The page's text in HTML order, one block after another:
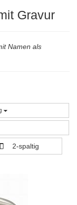
Gravur
Namen als
2-spaltig